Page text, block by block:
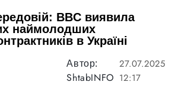
BBC виявила
наймолодших
в Україні
Автор:
ShtabINFO
27.07.2025
12:17